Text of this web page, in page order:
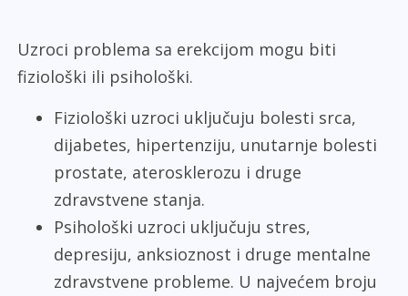
Uzroci problema sa erekcijom mogu biti
fiziološki ili psihološki.
Fiziološki uzroci uključuju bolesti srca,
dijabetes, hipertenziju, unutarnje bolesti
prostate, aterosklerozu i druge
zdravstvene stanja.
Psihološki uzroci uključuju stres,
depresiju, anksioznost i druge mentalne
zdravstvene probleme. U najvećem broju